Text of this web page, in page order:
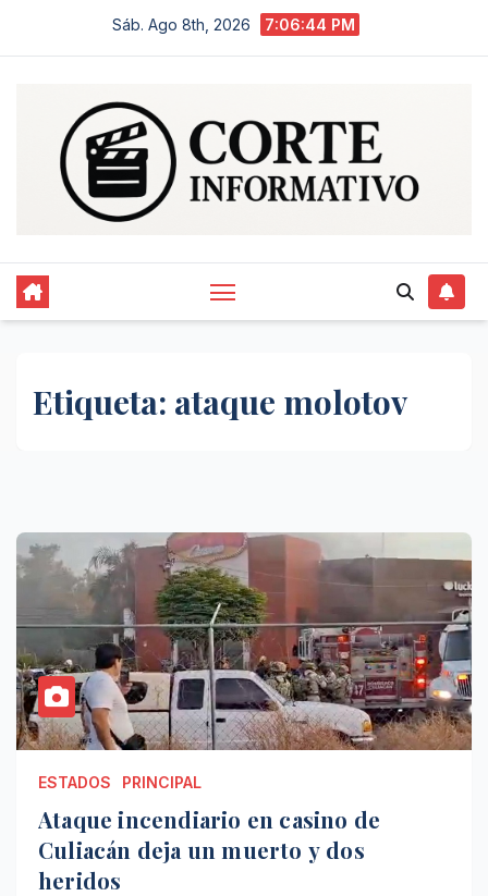
Sáb. Ago 8th, 2026 7:06:44 PM
Etiqueta: ataque molotov
ESTADOS PRINCIPAL
Ataque incendiario en casino de
Culiacán deja un muerto y dos
heridos